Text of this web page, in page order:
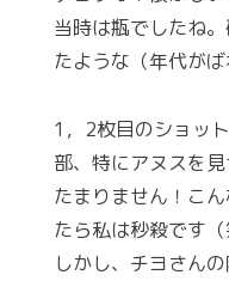
当時は瓶でしたね
たような（年代がば
1，2枚目のショッ
部、特にアヌスを
たまりません！こ
たら私は秒殺です（
しかし、チヨさん